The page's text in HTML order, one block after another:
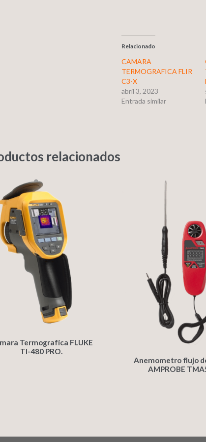
Relacionado
CAMARA
TERMOGRAFICA FLIR
C3-X
abril 3, 2023
Entrada similar
relacionados
Termografíca FLUKE
TI-480 PRO.
Anemometro flujo
AMPROBE